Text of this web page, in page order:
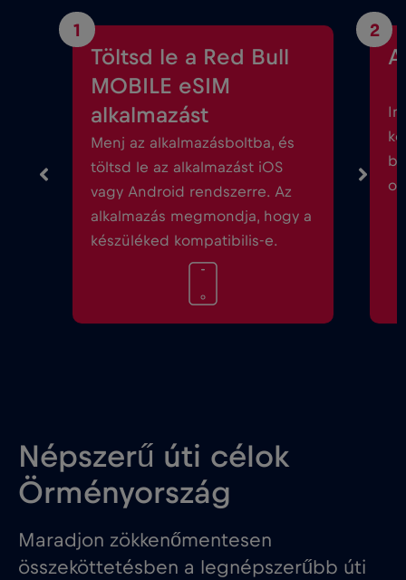
1
Töltsd le a Red Bull
MOBILE eSIM
alkalmazást
Menj az alkalmazásboltba, és
töltsd le az alkalmazást iOS
vagy Android rendszerre. Az
alkalmazás megmondja, hogy a
készüléked kompatibilis-e.
2
Népszerű úti célok
Örményország
Maradjon zökkenőmentesen
összeköttetésben a legnépszerűbb úti